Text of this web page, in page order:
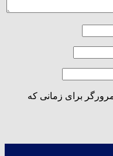
برای زمانی که